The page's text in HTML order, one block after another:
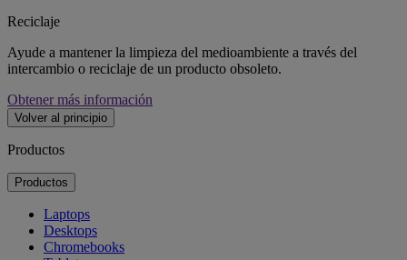
Reciclaje
Ayude a mantener la limpieza del medioambiente a través del
intercambio o reciclaje de un producto obsoleto.
Obtener más información
Volver al principio
Productos
Productos
Laptops
Desktops
Chromebooks